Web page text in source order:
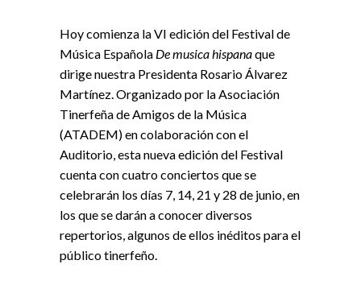
Hoy comienza la VI edición del Festival de
Música Española De musica hispanaque
dirige nuestra Presidenta Rosario Álvarez
Martínez. Organizado por la Asociación
Tinerfeña de Amigos de la Música
(ATADEM) en colaboración con el
Auditorio, esta nueva edición del Festival
cuenta con cuatro conciertos que se
celebrarán los días 7, 14, 21 y 28 de junio, en
los que se darán a conocer diversos
repertorios, algunos de ellos inéditos para el
público tinerfeño.